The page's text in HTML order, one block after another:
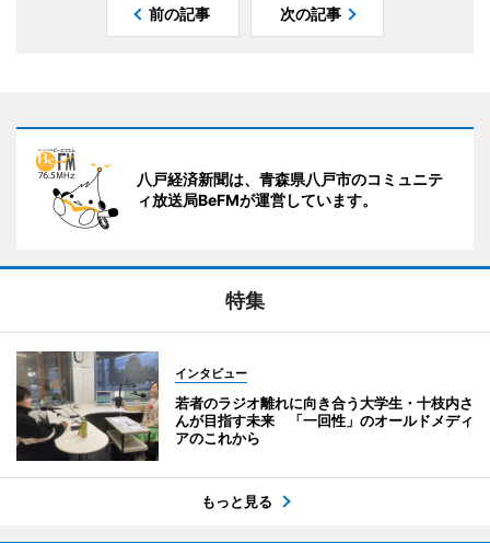
前の記事 次の記事
八戸経済新聞は、青森県八戸市のコミュニテ
ィ放送局BeFMが運営しています。
特集
インタビュー
若者のラジオ離れに向き合う大学生・十枝内さ
んが目指す未来 「一回性」のオールドメディ
アのこれから
もっと見る